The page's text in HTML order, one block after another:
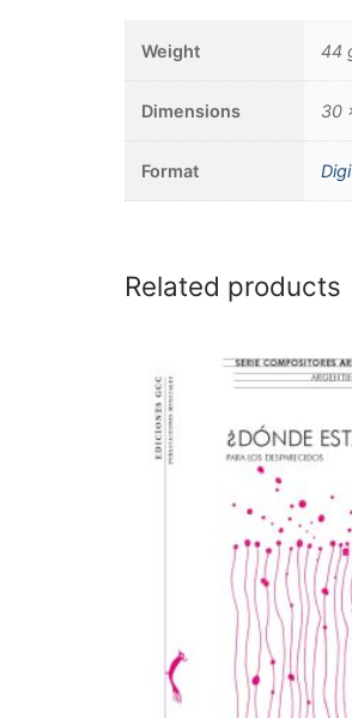
Weight 44
Dimensions 30
Format
Related products